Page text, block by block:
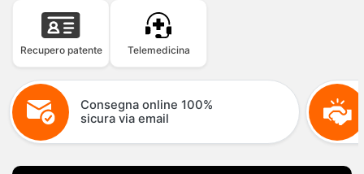
Recupero patente Telemedicina
Consegna online 100%
sicura via email